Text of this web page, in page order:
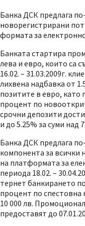
Банка ДСК предлага
новорегистрирани
формата за
Банката стартира
лева и евро, които са
16.02. – 31.03.2009г.
лихвена надбавка от
позитите в евро, като
процент по
срочни депозити
и до 5.25% за суми над
Банка ДСК предлага
компонента за всички
на платформата за
периода 18.02. –
тернет банкирането
процент по спестовна
10 000 лв.
предоставят до